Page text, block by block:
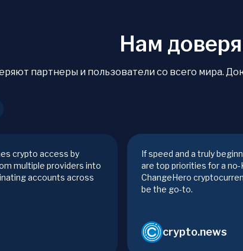
Нам
партнеры и пользователи со всего мира.
crypto access by
multiple providers into
accounts across
If speed and a truly
are top priorities for a no-
ChangeHero
be the go-to.
crypto.news